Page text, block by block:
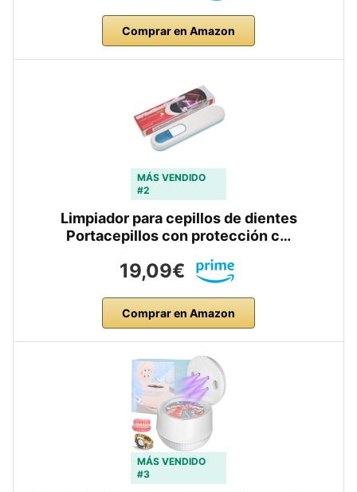
Comprar en Amazon
MÁS VENDIDO
#2
Limpiador para cepillos de dientes
Portacepillos con protección c…
19,09€
Comprar en Amazon
MÁS VENDIDO
#3